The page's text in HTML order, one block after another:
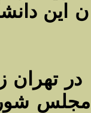
اين
منوچهر آزمون در سال ۱۳۰۹ در
مجلس